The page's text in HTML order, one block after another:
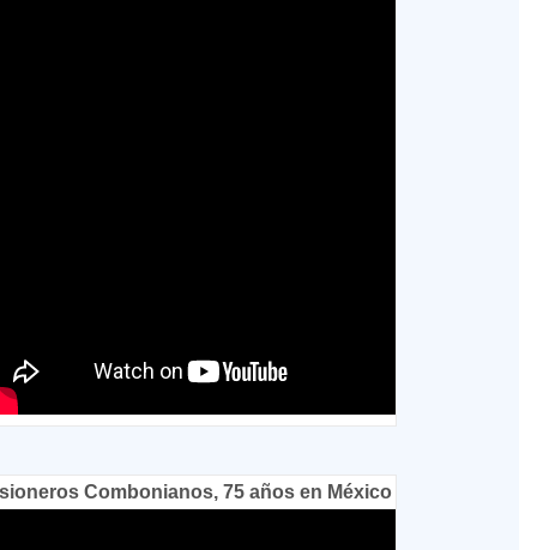
Combonianos, 75 años en México